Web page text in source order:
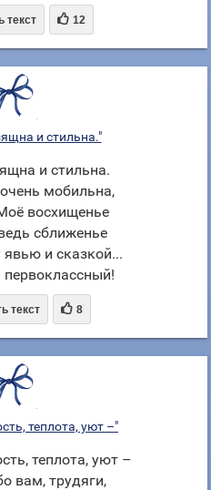
текст  12
и стильна."
и стильна.
мобильна,
восхищенье
сближенье
и сказкой...
текст  8
теплота, уют –"
теплота, уют –
вам, трудяги,